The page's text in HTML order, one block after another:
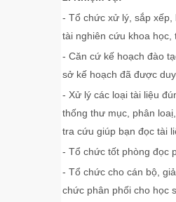
- Tổ chức xử lý, sắp xếp,
tài nghiên cứu khoa học,
- Căn cứ kế hoạch đào
sở kế hoạch đã được
- Xử lý các loại tài liệu
thống thư mục, phân
tra cứu giúp bạn đọc tài
- Tổ chức tốt phòng đọc
- Tổ chức cho cán bộ,
chức phân phối cho học